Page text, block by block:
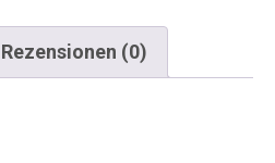
Rezensionen (0)